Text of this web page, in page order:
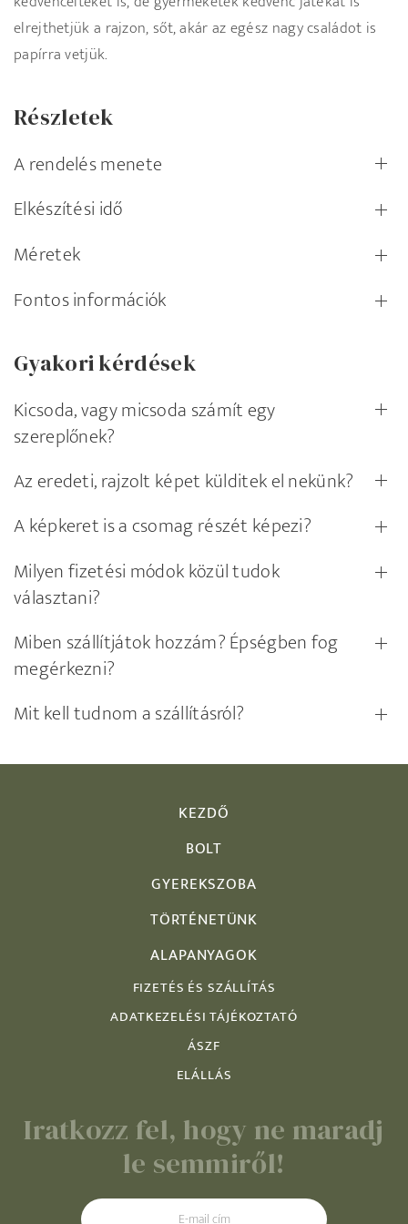
elrejthetjük a rajzon, sőt, akár az egész nagy családot is
papírra vetjük.
Részletek
A rendelés menete
Elkészítési idő
Méretek
Fontos információk
Gyakori kérdések
Kicsoda, vagy micsoda számít egy
szereplőnek?
Az eredeti, rajzolt képet külditek el nekünk?
A képkeret is a csomag részét képezi?
Milyen fizetési módok közül tudok
választani?
Miben szállítjátok hozzám? Épségben fog
megérkezni?
Mit kell tudnom a szállításról?
KEZDŐ
BOLT
GYEREKSZOBA
TÖRTÉNETÜNK
ALAPANYAGOK
FIZETÉS ÉS SZÁLLÍTÁS
ADATKEZELÉSI TÁJÉKOZTATÓ
ÁSZF
ELÁLLÁS
Iratkozz fel, hogy ne maradj
le semmiről!